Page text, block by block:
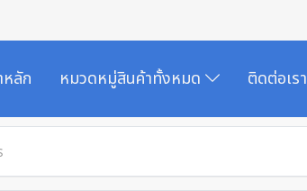
ลัก หมวดหมู่สินค้าทั้งหมด ติดต่อเรา